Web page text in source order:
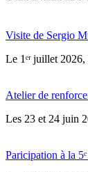
Visite de Sergio
Le 1ᵉʳ juillet
Atelier de
Les 23 et 24 juin
Paricipation à la